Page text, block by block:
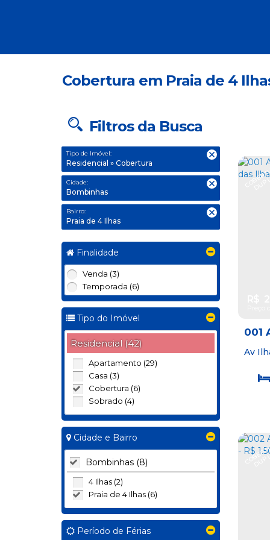
Cobertura em Praia de 4
Filtros da Busca
Tipo de Imóvel:
Residencial » Cobertura
Cidade:
Bombinhas
Bairro:
Praia de 4 Ilhas
Finalidade
Venda (3)
Temporada (6)
Tipo do Imóvel
Residencial (42)
Apartamento (29)
Casa (3)
Cobertura (6)
Sobrado (4)
Cidade e Bairro
Bombinhas (8)
4 Ilhas (2)
Praia de 4 Ilhas (6)
Período de Férias
001
-
Av